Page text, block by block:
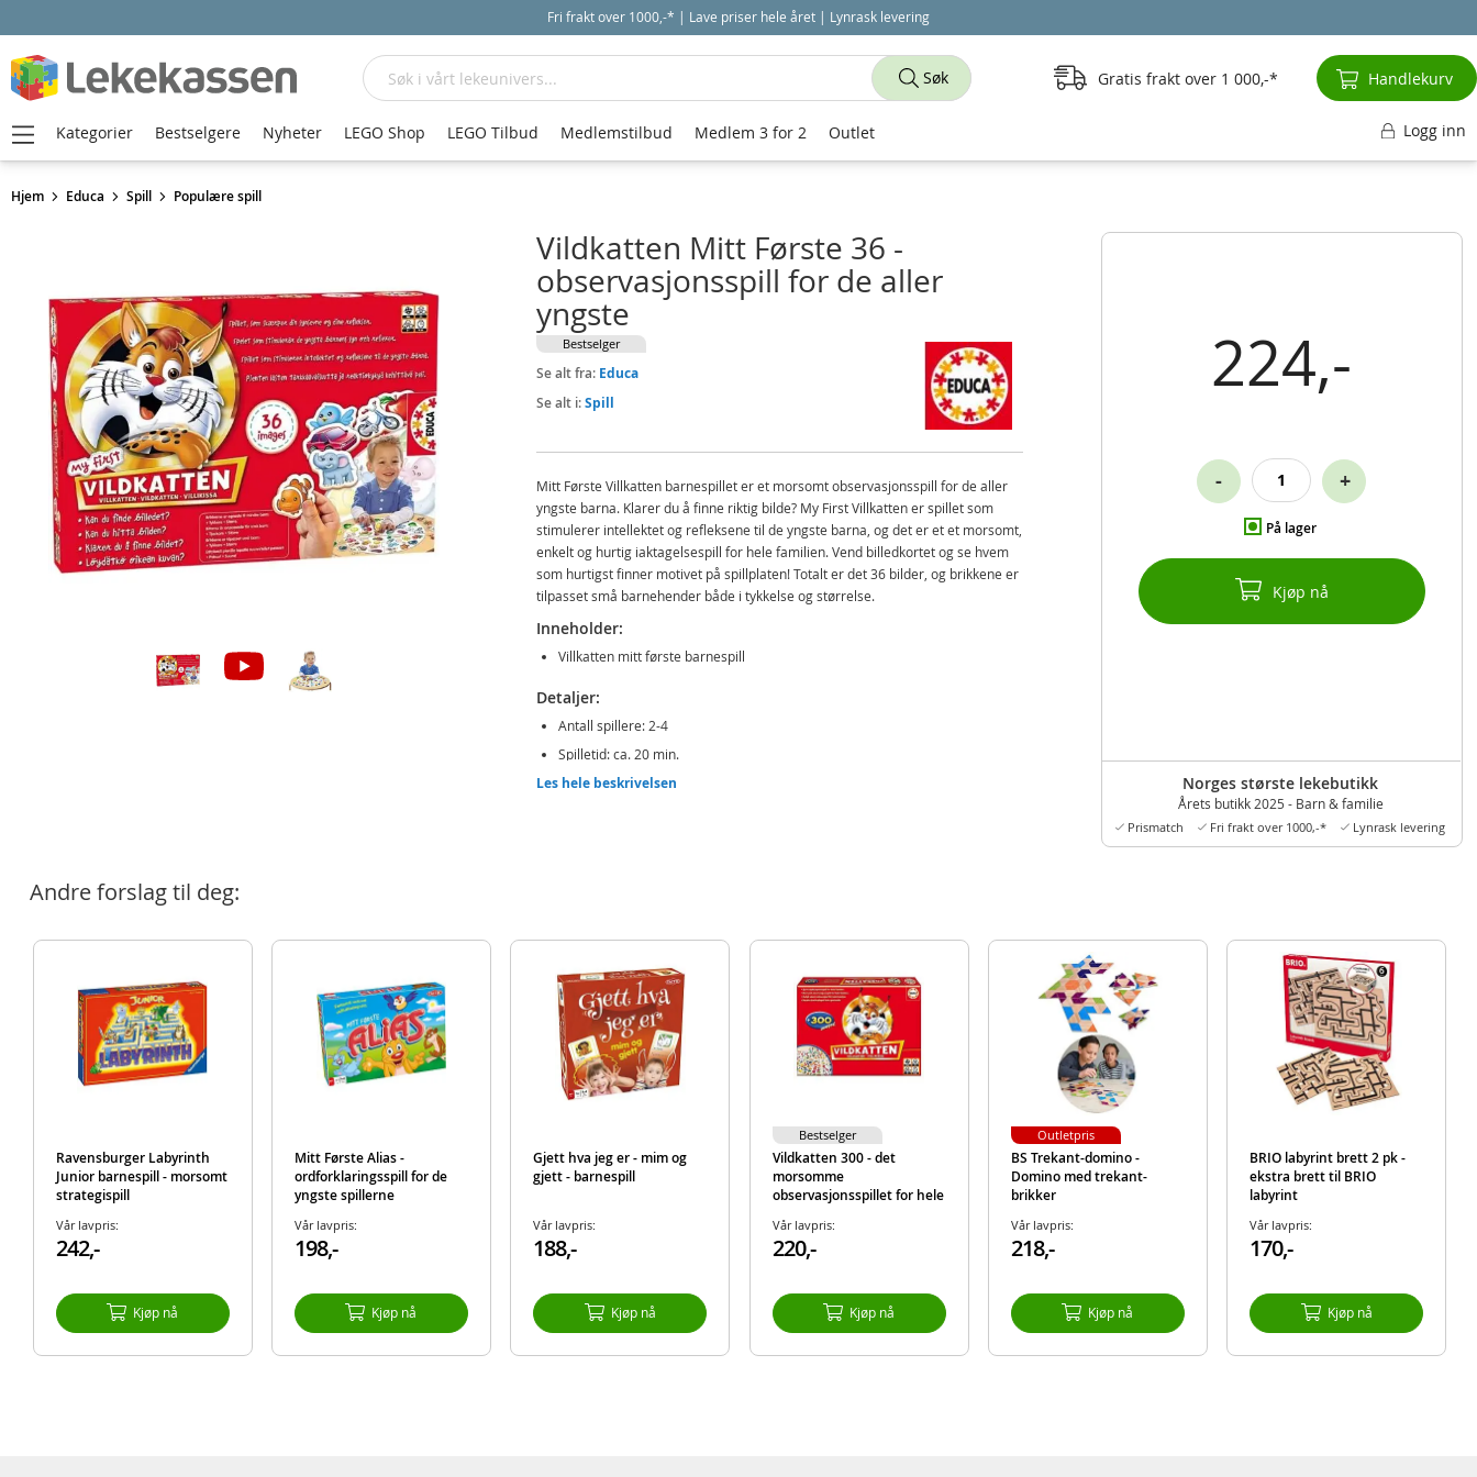
Fri frakt over 1000,-* | Lave priser hele året | Lynrask levering
Hjem Educa Spill Populære spill
224,-
På lager
- +
Kjøp nå
Norges største lekebutikk
Årets butikk 2025 - Barn & familie
Prismatch Fri frakt over 1000,-* Lynrask levering
Vildkatten Mitt Første 36 -
observasjonsspill for de aller
yngste
Bestselger
Se alt fra: Educa
Se alt i:Spill
Mitt Første Villkatten barnespillet er et morsomt observasjonsspill for de aller
yngste barna. Klarer du å finne riktig bilde? My First Villkatten er spillet som
stimulerer intellektet og refleksene til de yngste barna, og det er et et morsomt,
enkelt og hurtig iaktagelsespill for hele familien. Vend billedkortet og se hvem
som hurtigst finner motivet på spillplaten! Totalt er det 36 bilder, og brikkene er
tilpasset små barnehender både i tykkelse og størrelse.
Inneholder:
Villkatten mitt første barnespill
Detaljer:
Antall spillere: 2-4
Spilletid: ca. 20 min.
Alder: fra 2 år
Les hele beskrivelsen
Andre forslag til deg:
Ravensburger Labyrinth
Junior barnespill - morsomt
strategispill
Vår lavpris:
242,-
Kjøp nå
Mitt Første Alias -
ordforklaringsspill for de
yngste spillerne
Vår lavpris:
198,-
Kjøp nå
Gjett hva jeg er - mim og
gjett - barnespill
Vår lavpris:
188,-
Kjøp nå
Vildkatten 300 - det
morsomme
observasjonsspillet for hele
Vår lavpris:
220,-
Kjøp nå
Bestselger
BS Trekant-domino -
Domino med trekant-
brikker
Vår lavpris:
218,-
Kjøp nå
Outletpris
BRIO labyrint brett 2 pk -
ekstra brett til BRIO
labyrint
Vår lavpris:
170,-
Kjøp nå
Søk
Søk Gratis frakt over 1 000,- Handlekurv
Kategorier Bestselgere Nyheter LEGO Shop LEGO Tilbud Medlemstilbud Medlem 3 for 2 Outlet Logg inn